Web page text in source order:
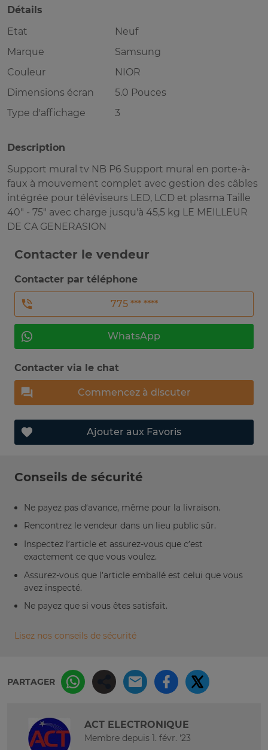
Détails
Etat
Neuf
Marque
Samsung
Couleur
NIOR
Dimensions écran
5.0 Pouces
Type d'affichage
3
Description
Support mural tv NB P6 Support mural en porte-à-
faux à mouvement complet avec gestion des câbles
intégrée pour téléviseurs LED, LCD et plasma Taille
40" - 75" avec charge jusqu'à 45,5 kg LE MEILLEUR
DE CA GENERASION
Contacter le vendeur
Contacter par téléphone
775 *** ****
WhatsApp
Contacter via le chat
Commencez à discuter
Ajouter aux Favoris
Conseils de sécurité
Ne payez pas d’avance, même pour la livraison.
Rencontrez le vendeur dans un lieu public sûr.
Inspectez l’article et assurez-vous que c’est
exactement ce que vous voulez.
Assurez-vous que l’article emballé est celui que vous
avez inspecté.
Ne payez que si vous êtes satisfait.
Lisez nos conseils de sécurité
PARTAGER
ACT ELECTRONIQUE
Membre depuis 1. févr. '23